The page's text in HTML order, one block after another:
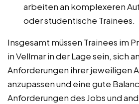
arbeiten an komplexeren
oder studentische Trainees.
Insgesamt müssen Trainees im
in Vellmar in der Lage sein, sich
Anforderungen ihrer jeweiligen
anzupassen und eine gute
Anforderungen des Jobs und